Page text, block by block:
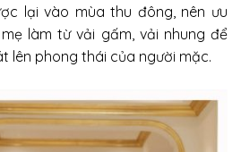
lại vào mùa thu đông, nên ưu
làm từ vải gấm, vải nhung để
lên phong thái của người mặc.